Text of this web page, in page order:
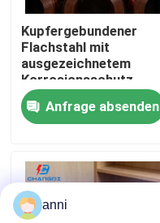
Qualitätskontrolle
Kontakt
Nachrichten
Alle Fälle
Referenzen
Kupfergebundener
Flachstahl mit
ausgezeichnetem
Korrosionsschutz
Anfrage absenden
anni